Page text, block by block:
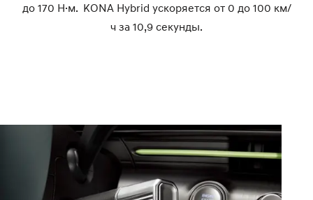
до 170 Н·м. KONA Hybrid ускоряется от 0 до 100 км/
ч за 10,9 секунды.